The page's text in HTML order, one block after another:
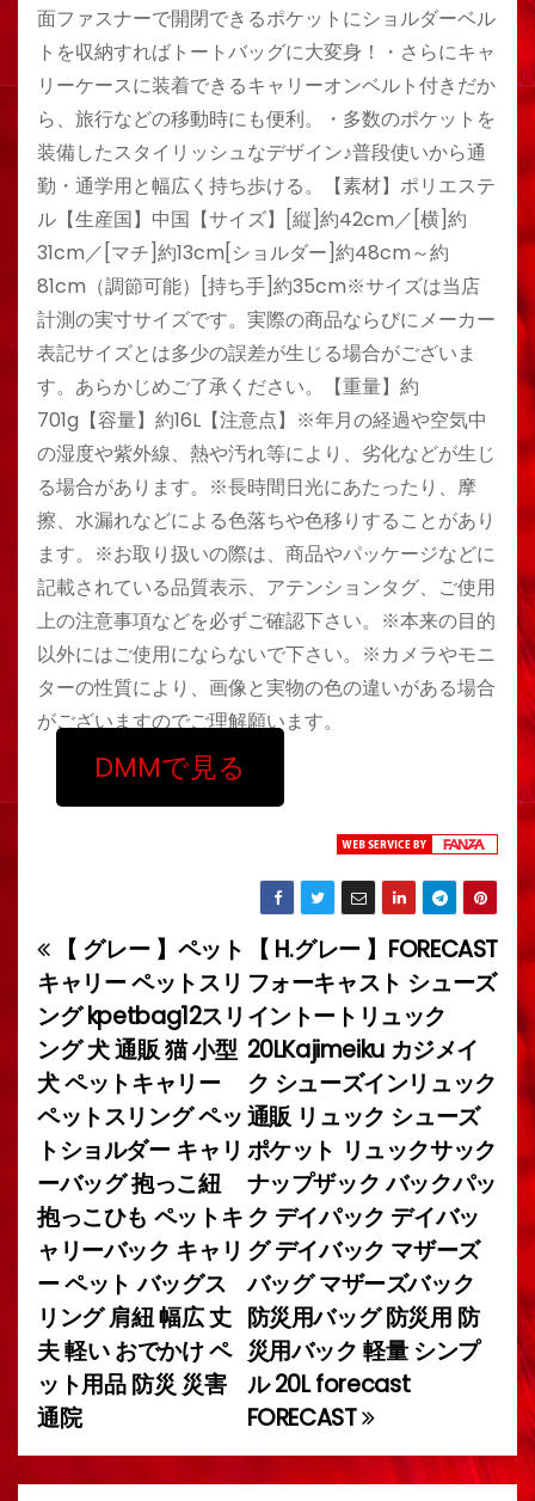
面ファスナーで開閉できるポケットにショルダーベル
トを収納すればトートバッグに大変身！・さらにキャ
リーケースに装着できるキャリーオンベルト付きだか
ら、旅行などの移動時にも便利。・多数のポケットを
装備したスタイリッシュなデザイン♪普段使いから通
勤・通学用と幅広く持ち歩ける。【素材】ポリエステ
ル【生産国】中国【サイズ】[縦]約42cm／[横]約
31cm／[マチ]約13cm[ショルダー]約48cm～約
81cm（調節可能）[持ち手]約35cm※サイズは当店
計測の実寸サイズです。実際の商品ならびにメーカー
表記サイズとは多少の誤差が生じる場合がございま
す。あらかじめご了承ください。【重量】約
701g【容量】約16L【注意点】※年月の経過や空気中
の湿度や紫外線、熱や汚れ等により、劣化などが生じ
る場合があります。※長時間日光にあたったり、摩
擦、水漏れなどによる色落ちや色移りすることがあり
ます。※お取り扱いの際は、商品やパッケージなどに
記載されている品質表示、アテンションタグ、ご使用
上の注意事項などを必ずご確認下さい。※本来の目的
以外にはご使用にならないで下さい。※カメラやモニ
ターの性質により、画像と実物の色の違いがある場合
がございますのでご理解願います。
DMMで見る
投
稿
ナ
ビ
ゲ
ー
シ
ョ
ン
【 H.グレー 】FORECAST
フォーキャスト シューズ
イントートリュック
20LKajimeiku カジメイ
ク シューズインリュック
通販 リュック シューズ
ポケット リュックサック
ナップザック バックパッ
ク デイパック デイバッ
グ デイバック マザーズ
バッグ マザーズバック
防災用バッグ 防災用 防
災用バック 軽量 シンプ
ル 20L forecast
FORECAST
【 グレー 】ペット
キャリー ペットスリ
ング kpetbag12スリ
ング 犬 通販 猫 小型
犬 ペットキャリー
ペットスリング ペッ
トショルダー キャリ
ーバッグ 抱っこ紐
抱っこひも ペットキ
ャリーバック キャリ
ー ペット バッグス
リング 肩紐 幅広 丈
夫 軽い おでかけ ペ
ット用品 防災 災害
通院